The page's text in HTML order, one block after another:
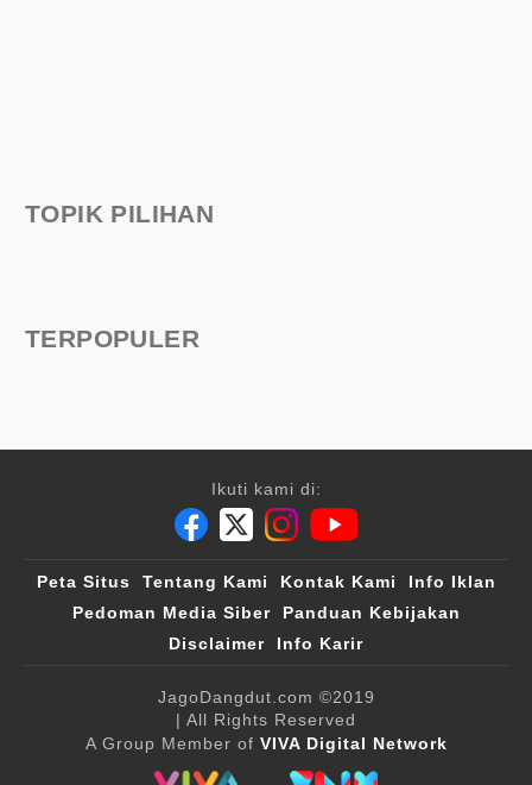
TOPIK PILIHAN
TERPOPULER
Ikuti kami di:
Peta Situs Tentang Kami Kontak Kami
Info Iklan
Pedoman Media Siber
Panduan Kebijakan
Disclaimer
Info Karir
JagoDangdut.com ©2019
| All Rights Reserved
A Group Member of VIVA Digital Network